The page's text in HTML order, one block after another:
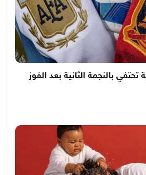
بالنجمة الثانية بعد الفوز